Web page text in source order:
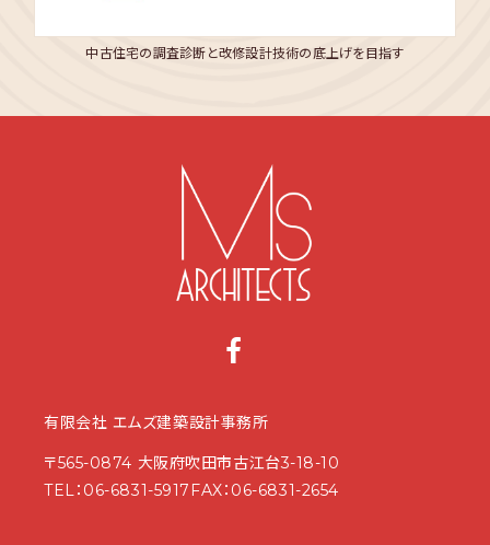
中古住宅の調査診断と改修設計技術の底上げを目指す
有限会社 エムズ建築設計事務所
〒565-0874 大阪府吹田市古江台3-18-10
TEL： 06-6831-5917 FAX：06-6831-2654